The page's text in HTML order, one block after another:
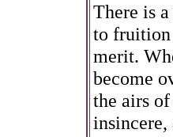
There is
to fruition
merit.
become
the airs